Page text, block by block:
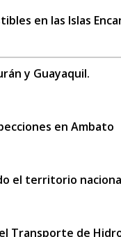
en las Islas
y Guayaquil.
en Ambato
el territorio
Transporte de